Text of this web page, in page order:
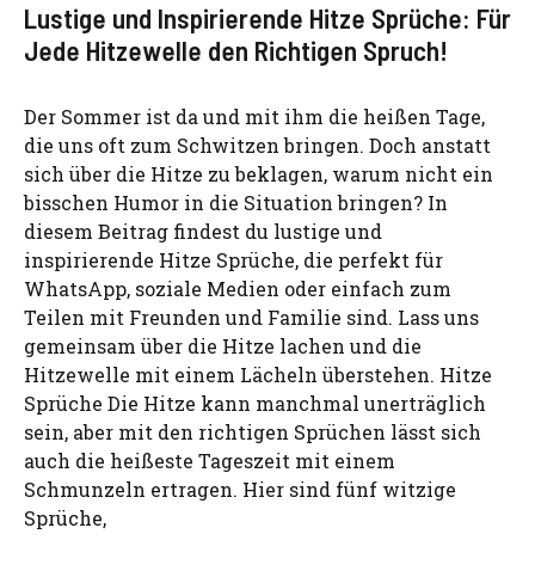
Lustige und Inspirierende Hitze Sprüche: Für
Jede Hitzewelle den Richtigen Spruch!
Der Sommer ist da und mit ihm die heißen Tage,
die uns oft zum Schwitzen bringen. Doch anstatt
sich über die Hitze zu beklagen, warum nicht ein
bisschen Humor in die Situation bringen? In
diesem Beitrag findest du lustige und
inspirierende Hitze Sprüche, die perfekt für
WhatsApp, soziale Medien oder einfach zum
Teilen mit Freunden und Familie sind. Lass uns
gemeinsam über die Hitze lachen und die
Hitzewelle mit einem Lächeln überstehen. Hitze
Sprüche Die Hitze kann manchmal unerträglich
sein, aber mit den richtigen Sprüchen lässt sich
auch die heißeste Tageszeit mit einem
Schmunzeln ertragen. Hier sind fünf witzige
Sprüche,